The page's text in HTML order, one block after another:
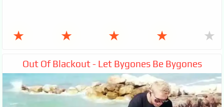
★ ★ ★ ★ ★
Out Of Blackout - Let Bygones Be Bygones